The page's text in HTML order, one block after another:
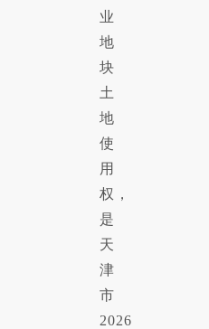
业
地
块
土
地
使
用
权，
是
天
津
市
2026